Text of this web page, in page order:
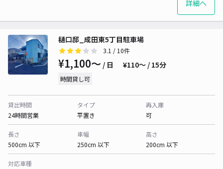
詳細へ
樋口邸_成田東5丁目駐車場
3.1 / 10件
¥1,100〜 / 日 ¥110〜 / 15分
時間貸し可
貸出時間
24時間営業
タイプ
平置き
再入庫
可
長さ
500cm 以下
車幅
250cm 以下
高さ
200cm 以下
対応車種